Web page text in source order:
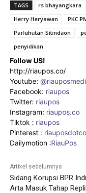
TAGS rs bhayangkara
Herry Heryawan
PKC
Parluhutan Sitindaon
penyidikan
Follow US!
http://riaupos.co/
Youtube:
Facebook: riaupos
Twitter: riaupos
Instagram: riaupos.co
Tiktok : riaupos
Pinterest : riauposdotco
Dailymotion :RiauPos
Artikel sebelumnya
Sidang Korupsi BPR
Arta Masuk Tahap